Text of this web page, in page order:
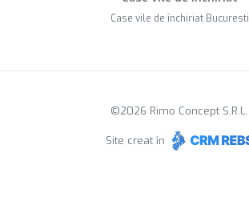
Case vile de închiriat Bucuresti
©2026 Rimo Concept S.R.L.
Site creat în